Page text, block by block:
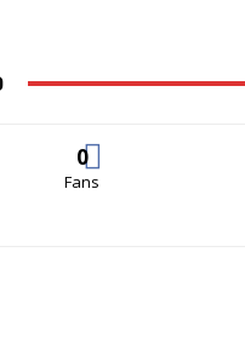
0
Fans